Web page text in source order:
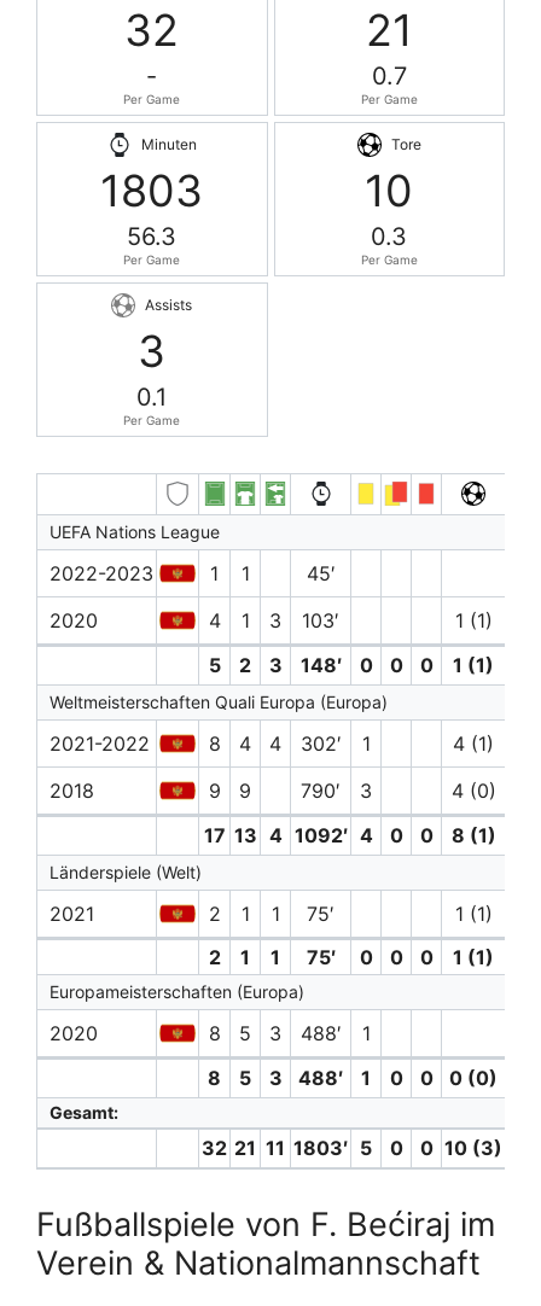
32
-
Per Game
21
0.7
Per Game
Minuten
1803
56.3
Per Game
Tore
10
0.3
Per Game
Assists
3
0.1
Per Game
UEFA Nations League
2022-2023 1 1
45′
2020
4 1 3 103′
1 (1)
5
2 3 148′ 0 0 0 1 (1)
Weltmeisterschaften Quali Europa (Europa)
2021-2022 8 4 4 302′ 1
4 (1)
2018
9 9 790′ 3 4 (0)
17 13 4 1092′ 4 0 0 8 (1)
Länderspiele (Welt)
2021 2 1 1 75′
1 (1)
2
1 1 75′ 0 0 0 1 (1)
Europameisterschaften (Europa)
2020 8 5 3 488′
1
8
5 3 488′ 1 0 0 0 (0)
Gesamt:
32 21 11 1803′ 5 0 0 10 (3)
Fußballspiele von F. Bećiraj im
Verein & Nationalmannschaft